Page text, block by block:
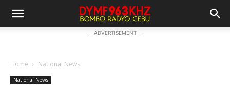
-- ADVERTISEMENT --
Home National News
National News